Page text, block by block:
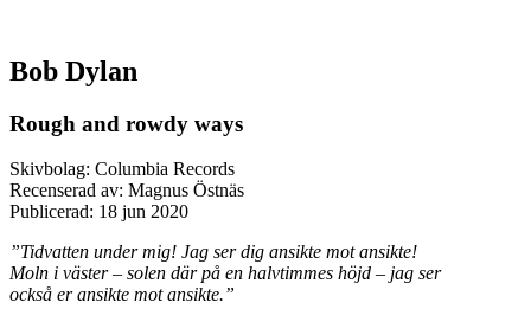
Bob Dylan
Rough and rowdy ways
Skivbolag: Columbia Records
Recenserad av: Magnus Östnäs
Publicerad: 18 jun 2020
”Tidvatten under mig! Jag ser dig ansikte mot ansikte!
Moln i väster – solen där på en halvtimmes höjd – jag ser
också er ansikte mot ansikte.”